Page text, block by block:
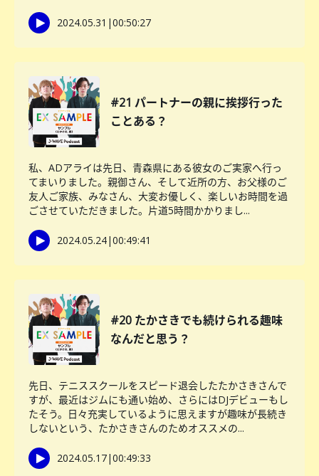
2024.05.31 |00:50:27
#21 パートナーの親に挨拶行った
ことある？
私、ADアライは先日、青森県にある彼女のご実家へ行っ
てまいりました。親御さん、そして近所の方、お父様のご
友人ご家族、みなさん、大変お優しく、楽しいお時間を過
ごさせていただきました。片道5時間かかりまし...
2024.05.24|00:49:41
#20 たかさきでも続けられる趣味
なんだと思う？
先日、テニススクールをスピード退会したたかさきさんで
すが、最近はジムにも通い始め、さらにはDJデビューもし
たそう。日々充実しているように思えますが趣味が長続き
しないという、たかさきさんのためオススメの...
2024.05.17|00:49:33